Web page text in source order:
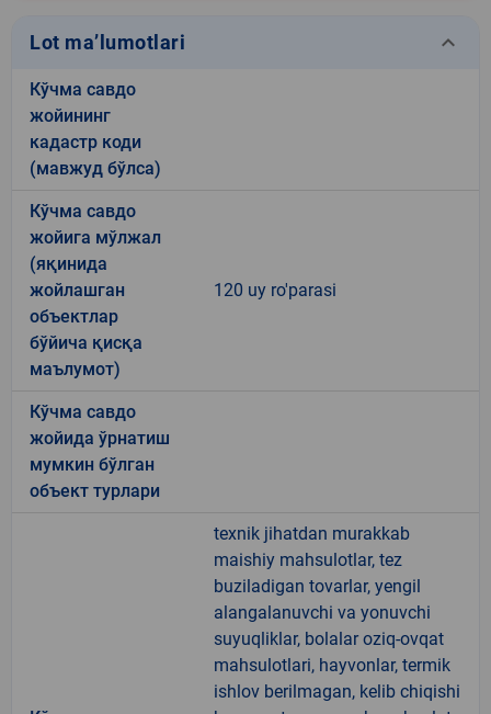
Lot ma’lumotlari keyboard_arrow_down
Кўчма савдо
жойининг
кадастр коди
(мавжуд бўлса)
Кўчма савдо
жойига мўлжал
(яқинида
жойлашган
объектлар
бўйича қисқа
маълумот)
120 uy ro'parasi
Кўчма савдо
жойида ўрнатиш
мумкин бўлган
объект турлари
texnik jihatdan murakkab
maishiy mahsulotlar, tez
buziladigan tovarlar, yengil
alangalanuvchi va yonuvchi
suyuqliklar, bolalar oziq-ovqat
mahsulotlari, hayvonlar, termik
ishlov berilmagan, kelib chiqishi